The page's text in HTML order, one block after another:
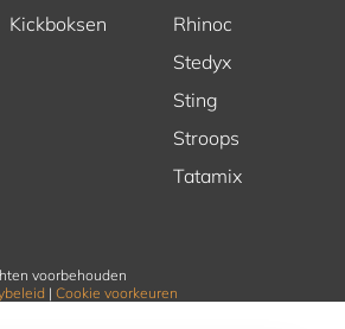
Kickboksen
Rhinoc
Stedyx
Sting
Stroops
Tatamix
voorbehouden
| Cookie voorkeuren